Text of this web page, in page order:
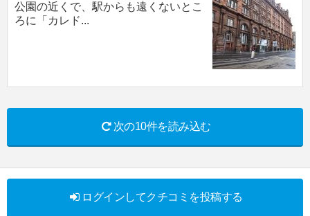
公園の近くで、駅からも遠くないとこ
ろに「カレド...
次の10件を読み込む
ログインしてクチコミを投稿する